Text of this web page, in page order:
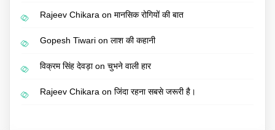
Rajeev Chikara on मानसिक रोगियों की बात
Gopesh Tiwari on लाश की कहानी
विक्रम सिंह देवड़ाon चुभने वाली हार
Rajeev Chikara on जिंदा रहना सबसे जरूरी है।